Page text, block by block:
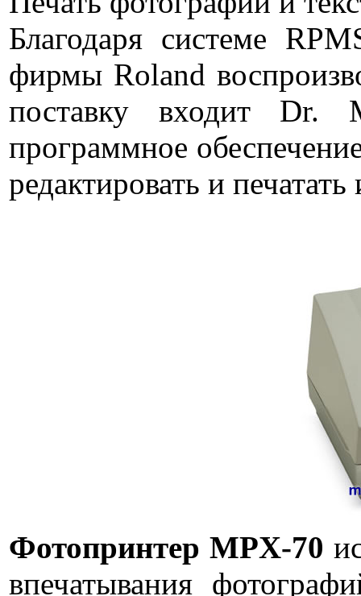
Благодаря системе
фирмы Roland
поставку входит Dr.
программное
редактировать и
Фотопринтер MPX-70
впечатывания